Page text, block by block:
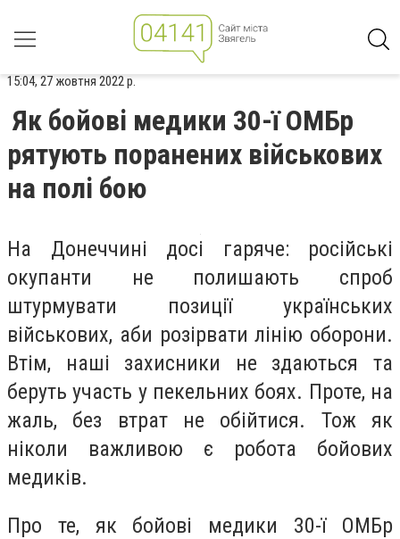
15:04, 27 жовтня 2022 р.
Як бойові медики 30-ї ОМБр
рятують поранених військових
на полі бою
На Донеччині досі гаряче: російські
окупанти не полишають спроб
штурмувати позиції українських
військових, аби розірвати лінію оборони.
Втім, наші захисники не здаються та
беруть участь у пекельних боях. Проте, на
жаль, без втрат не обійтися. Тож як
ніколи важливою є робота бойових
медиків.
Про те, як бойові медики 30-ї ОМБр